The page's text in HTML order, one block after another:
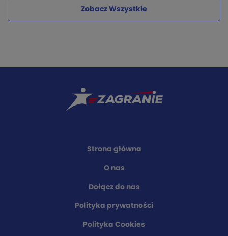
Zobacz Wszystkie
Strona główna
O nas
Dołącz do nas
Polityka prywatności
Polityka Cookies